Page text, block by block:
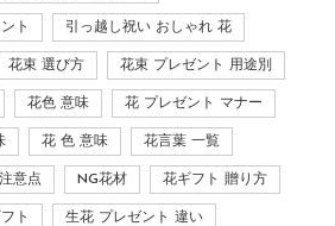
ト 引っ越し祝い おしゃれ 花
花束 選び方 花束 プレゼント 用途別
花色 意味 花 プレゼント マナー
花 色 意味 花言葉 一覧
意点 NG花材 花ギフト 贈り方
ト 生花 プレゼント 違い